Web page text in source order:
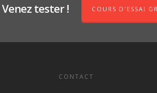
tester ! COURS D'ESSAI
CONTACT